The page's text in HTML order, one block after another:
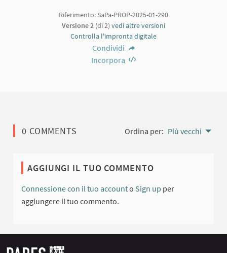
Riferimento: SaPa-PROP-2025-01-290
Versione 2 (di 2) vedi altre versioni
Controlla l'impronta digitale
Condividi
Incorpora
0 COMMENTS Ordina per: Più vecchi
AGGIUNGI IL TUO COMMENTO
Connessione con il tuo accounto Sign up per
aggiungere il tuo commento.